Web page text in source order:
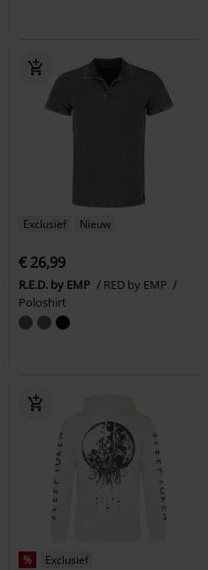
Exclusief Nieuw
€ 26,99
R.E.D. by EMP
RED by EMP
Poloshirt
% Exclusief